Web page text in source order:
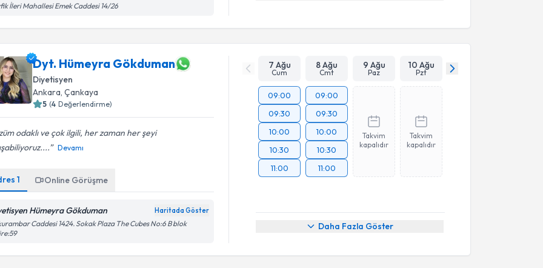
İleri Mahallesi Emek Caddesi 14/26
Dyt. Hümeyra Gökduman
Diyetisyen
Ankara , Çankaya
5 (4 Değerlendirme)
odaklı ve çok ilgili, her zaman her şeyi
Devamı
1 Online Görüşme
Hümeyra Gökduman Haritada Göster
Caddesi 1424. Sokak Plaza The Cubes No:6 B blok
7 Ağu
Cum
8 Ağu
Cmt
9 Ağu
Paz
10 Ağu
Pzt
09:00
09:30
10:00
10:30
11:00
09:00
09:30
10:00
10:30
11:00
Takvim
kapalıdır
Takvim
kapalıdır
Daha Fazla Göster